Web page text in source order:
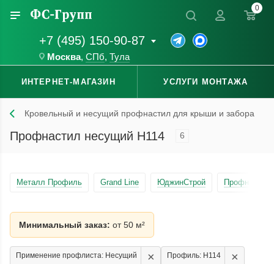
+7 (495) 150-90-87
Москва, СПб, Тула
0
ИНТЕРНЕТ-МАГАЗИН УСЛУГИ МОНТАЖА
Кровельный и несущий профнастил для крыши и забора
Профнастил несущий Н114 6
Металл Профиль Grand Line ЮджинСтрой Профнастил
Минимальный заказ: от 50 м²
Применение профлиста: Несущий × Профиль: Н114 ×